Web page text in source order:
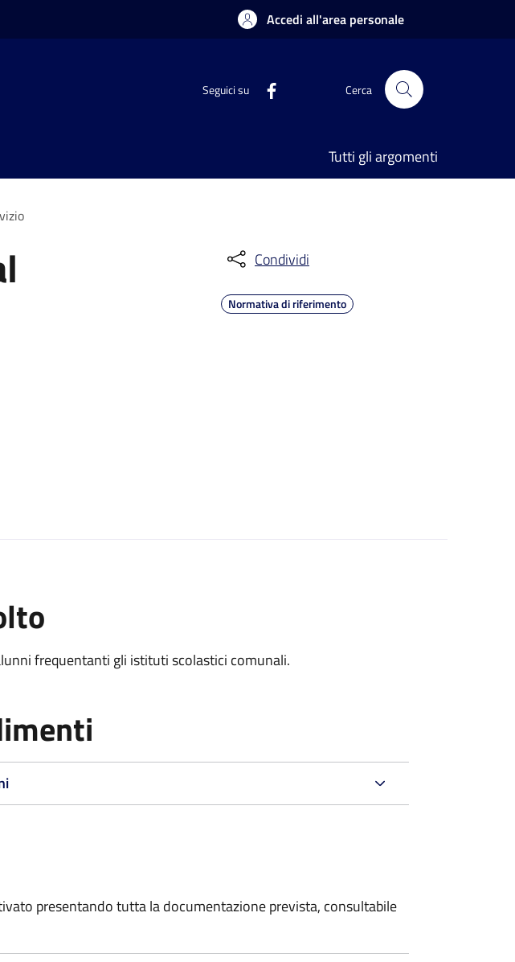
Accedi all'area personale
Seguici su Cerca
Tutti gli argomenti
Condividi
Normativa di riferimento
frequentanti gli istituti scolastici comunali.
presentando tutta la documentazione prevista, consultabile